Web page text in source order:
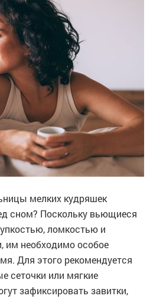
мелких кудряшек
сном? Поскольку вьющиеся
ломкостью и
им необходимо особое
Для этого рекомендуется
сеточки или мягкие
зафиксировать завитки,